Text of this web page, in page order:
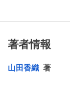
著者情報
山田香織 著